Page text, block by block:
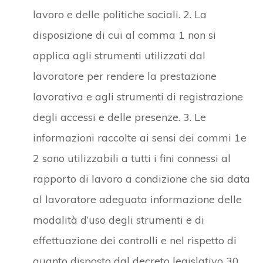
lavoro e delle politiche sociali. 2. La
disposizione di cui al comma 1 non si
applica agli strumenti utilizzati dal
lavoratore per rendere la prestazione
lavorativa e agli strumenti di registrazione
degli accessi e delle presenze. 3. Le
informazioni raccolte ai sensi dei commi 1e
2 sono utilizzabili a tutti i fini connessi al
rapporto di lavoro a condizione che sia data
al lavoratore adeguata informazione delle
modalità d’uso degli strumenti e di
effettuazione dei controlli e nel rispetto di